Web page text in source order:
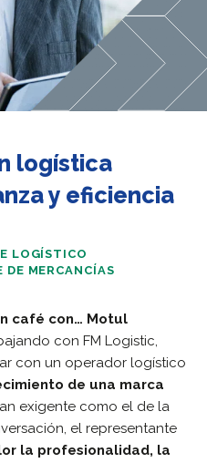
logística
y eficiencia
LOGÍSTICO
MERCANCÍAS
café con… Motul
con FM Logistic,
con un operador logístico
de una marca
exigente como el de la
el representante
la profesionalidad, la